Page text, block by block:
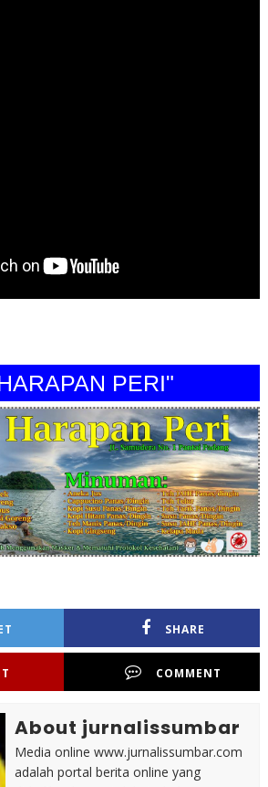
HARAPAN PERI"
SHARE
COMMENT
About jurnalissumbar
Media online www.jurnalissumbar.com
adalah portal berita online yang